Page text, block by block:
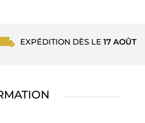
EXPÉDITION DÈS LE 17 AOÛT